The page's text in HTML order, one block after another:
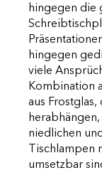
hingegen die
hingegen
viele
Kombination
aus
niedlichen
Tischlampen
umsetzbar